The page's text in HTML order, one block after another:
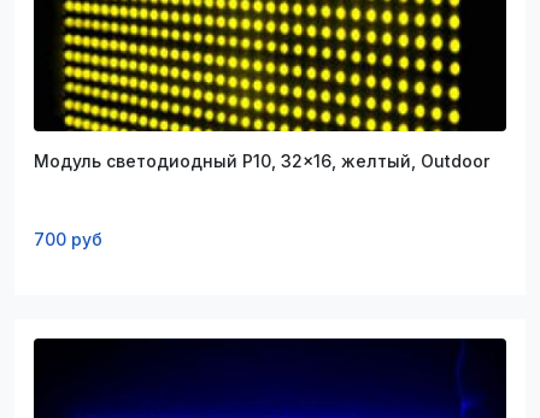
Модуль светодиодный P10, 32x16, желтый, Outdoor
700 руб